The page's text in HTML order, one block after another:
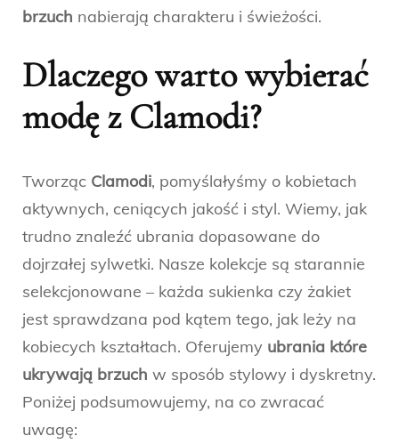
brzuch nabierają charakteru i świeżości.
Dlaczego warto wybierać
modę z Clamodi?
Tworząc Clamodi, pomyślałyśmy o kobietach
aktywnych, ceniących jakość i styl. Wiemy, jak
trudno znaleźć ubrania dopasowane do
dojrzałej sylwetki. Nasze kolekcje są starannie
selekcjonowane – każda sukienka czy żakiet
jest sprawdzana pod kątem tego, jak leży na
kobiecych kształtach. Oferujemy ubrania które
ukrywają brzuch w sposób stylowy i dyskretny.
Poniżej podsumowujemy, na co zwracać
uwagę: